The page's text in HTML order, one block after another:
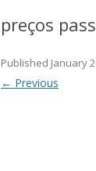
preços
Published January
← Previous